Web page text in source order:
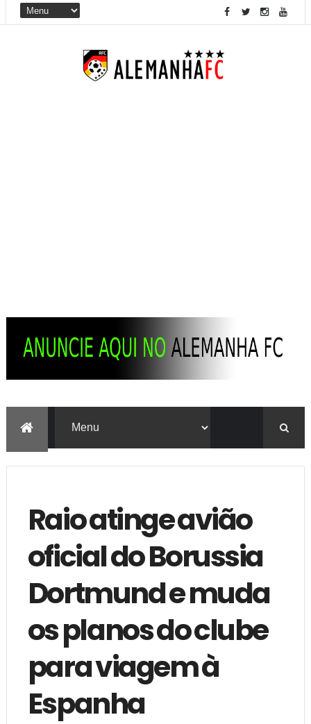
Raio atinge avião
oficial do Borussia
Dortmund e muda
os planos do clube
para viagem à
Espanha